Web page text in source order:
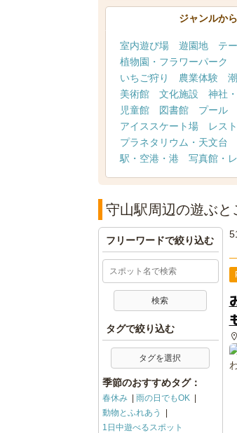
ジャンルか
室内遊び場 遊園地 テ
植物園・フラワーパーク
いちご狩り
農業体験
美術館
文化施設 神社
児童館
図書館 プール
アイススケート場
レス
プラネタリウム・天文台
駅・空港・港
写真館・
守山駅周辺の遊ぶと
フリーワードで絞り込む
タグで絞り込む
タグを選択
季節のおすすめタグ：
春休み
雨の日でもOK
動物とふれあう
1日中遊べるスポット